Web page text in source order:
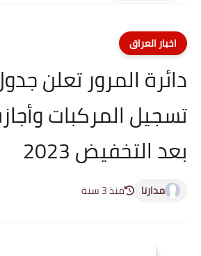
اخبار العراق
دائرة المرور تعلن
تسجيل المركبات
بعد التخفيض 2023
مدارنا منذ 3 سنة